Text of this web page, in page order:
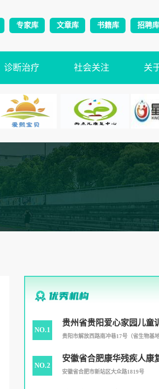
专家库 文章库 书籍库 招聘库
诊断治疗 社会关注 关
NO.1
贵州省贵阳爱心家园儿童
贵阳市解放西路南冲巷17号（省生物基
NO.2
安徽省合肥康华残疾人康
安徽省合肥市新站区大众路1819号